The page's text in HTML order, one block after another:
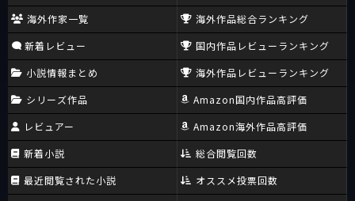
海外作家一覧
新着レビュー
小説情報まとめ
シリーズ作品
レビュアー
新着小説
最近閲覧された小説
海外作品総合ランキング
国内作品レビューランキング
海外作品レビューランキング
Amazon国内作品高評価
Amazon海外作品高評価
総合閲覧回数
オススメ投票回数